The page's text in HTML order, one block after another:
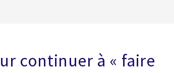
continuer à « faire